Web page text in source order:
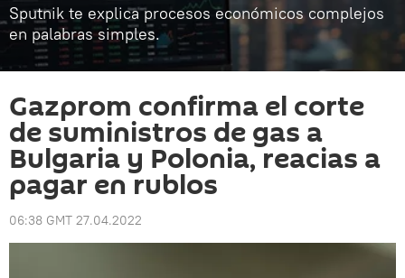
Sputnik te explica procesos económicos complejos
en palabras simples.
Gazprom confirma el corte
de suministros de gas a
Bulgaria y Polonia, reacias a
pagar en rublos
06:38 GMT 27.04.2022